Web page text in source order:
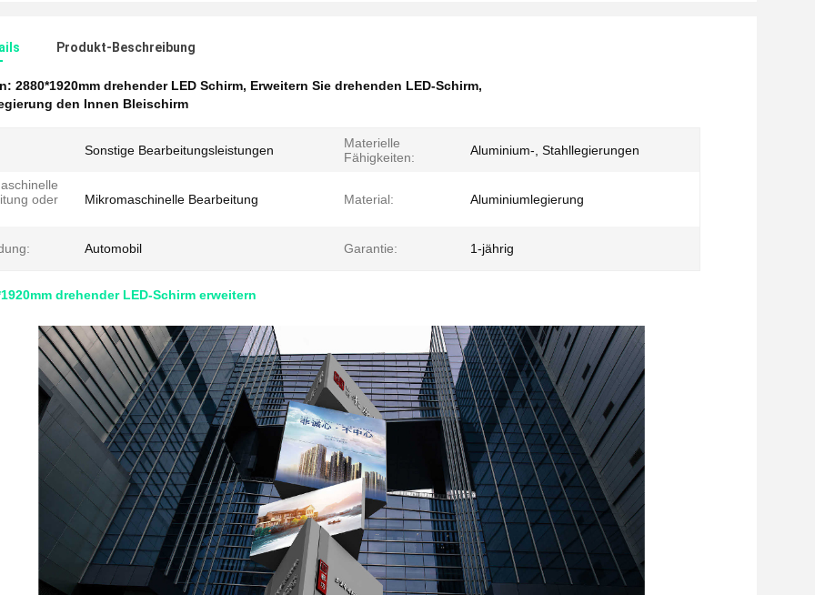
Produkt-Beschreibung
2880*1920mm drehender LED Schirm, Erweitern Sie drehenden LED-Schirm,
den Innen Bleischirm
Sonstige Bearbeitungsleistungen
Materielle
Fähigkeiten:
Aluminium-, Stahllegierungen
oder
Mikromaschinelle Bearbeitung Material: Aluminiumlegierung
Automobil Garantie: 1-jährig
drehender LED-Schirm erweitern